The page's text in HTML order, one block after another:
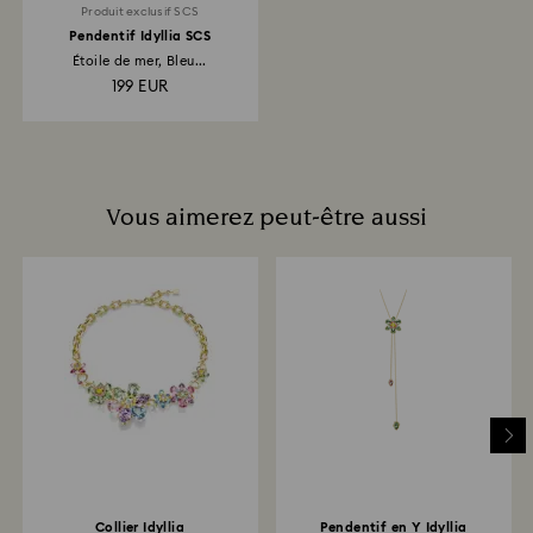
Produit exclusif SCS
Pendentif Idyllia SCS
Étoile de mer, Bleu...
199 EUR
Vous aimerez peut-être aussi
Collier Idyllia Pendentif en Y Idyllia